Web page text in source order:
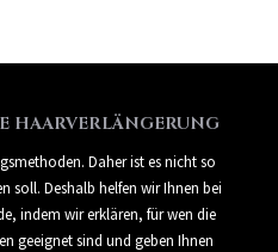
HAARVERLÄNGERUNG
Daher ist es nicht so
soll. Deshalb helfen wir Ihnen bei
indem wir erklären, für wen die
geeignet sind und geben Ihnen